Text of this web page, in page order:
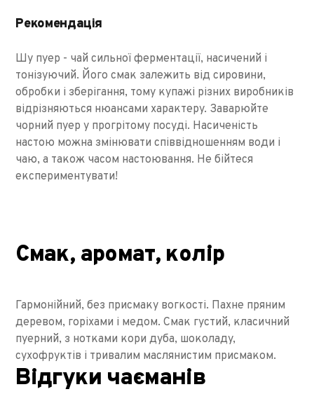
Рекомендація
Шу пуер - чай ​​сильної ферментації, насичений і
тонізуючий. Його смак залежить від сировини,
обробки і зберігання, тому купажі різних виробників
відрізняються нюансами характеру. Заварюйте
чорний пуер у прогрітому посуді. Насиченість
настою можна змінювати співвідношенням води і
чаю, а також часом настоювання. Не бійтеся
експериментувати!
Смак, аромат, колір
Гармонійний, без присмаку вогкості. Пахне пряним
деревом, горіхами і медом. Смак густий, класичний
пуерний, з нотками кори дуба, шоколаду,
сухофруктів і тривалим маслянистим присмаком.
Відгуки чаєманів